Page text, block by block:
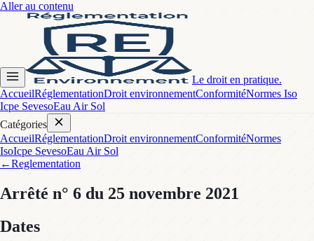
Aller au contenu
Le droit en pratique.
AccueilRéglementationDroit environnementConformitéNormes Iso
Icpe SevesoEau Air Sol
Catégories
AccueilRéglementationDroit environnementConformitéNormes
IsoIcpe SevesoEau Air Sol
←Reglementation
Arrêté n° 6 du 25 novembre 2021
Dates